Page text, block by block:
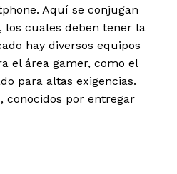
Aquí se conjugan
los cuales deben tener la
hay diversos equipos
el área gamer, como el
para altas exigencias.
conocidos por entregar